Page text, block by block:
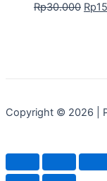
Rp30.000 Rp
Copyright © 2026 |